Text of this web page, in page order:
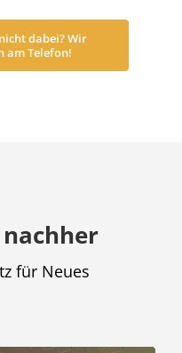
dabei? Wir
am Telefon!
für Neues